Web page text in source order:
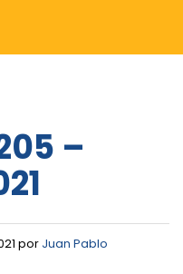
–
por Juan Pablo